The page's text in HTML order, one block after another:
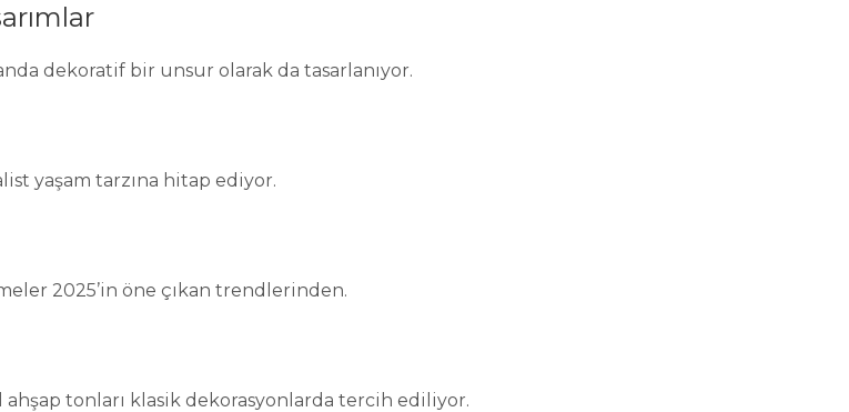
dekoratif bir unsur olarak da tasarlanıyor.
yaşam tarzına hitap ediyor.
2025’in öne çıkan trendlerinden.
tonları klasik dekorasyonlarda tercih ediliyor.